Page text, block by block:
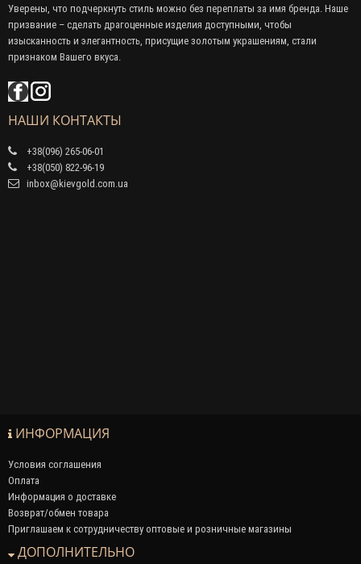
Уверены, что подчеркнуть стиль можно без переплаты за имя бренда. Наше
призвание – сделать драгоценные изделия доступными, чтобы
изысканность и элегантность, присущие золотым украшениям, стали
признаком Вашего вкуса.
НАШИ КОНТАКТЫ
+38(096) 265-06-01
+38(050) 822-96-19
inbox@kievgold.com.ua
ИНФОРМАЦИЯ
Условия соглашения
Оплата
Информация о доставке
Возврат/обмен товара
Приглашаем к сотрудничеству оптовые и розничные магазины
ДОПОЛНИТЕЛЬНО